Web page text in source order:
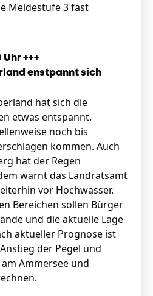
Meldestufe 3 fast
Uhr +++
enstpannt sich
hat sich die
etwas entspannt.
noch bis
kommen. Auch
hat der Regen
warnt das Landratsamt
vor Hochwasser.
Bereichen sollen Bürger
und die aktuelle Lage
aktueller Prognose ist
der Pegel und
Ammersee und